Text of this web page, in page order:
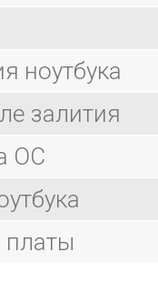
ноутбука
залития
ОС
платы